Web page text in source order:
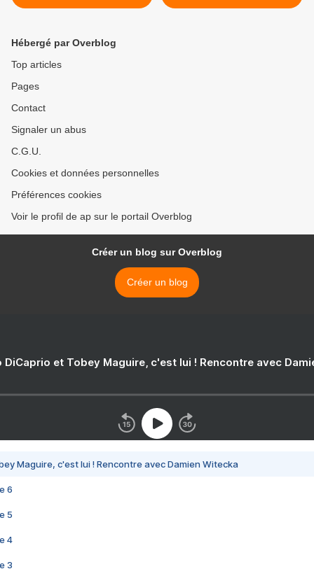
Hébergé par Overblog
Top articles
Pages
Contact
Signaler un abus
C.G.U.
Cookies et données personnelles
Préférences cookies
Voir le profil de ap sur le portail Overblog
Créer un blog sur Overblog
Créer un blog
DiCaprio et Tobey Maguire, c'est lui ! Rencontre avec
Maguire, c'est lui ! Rencontre avec Damien Witecka
6
5
4
3